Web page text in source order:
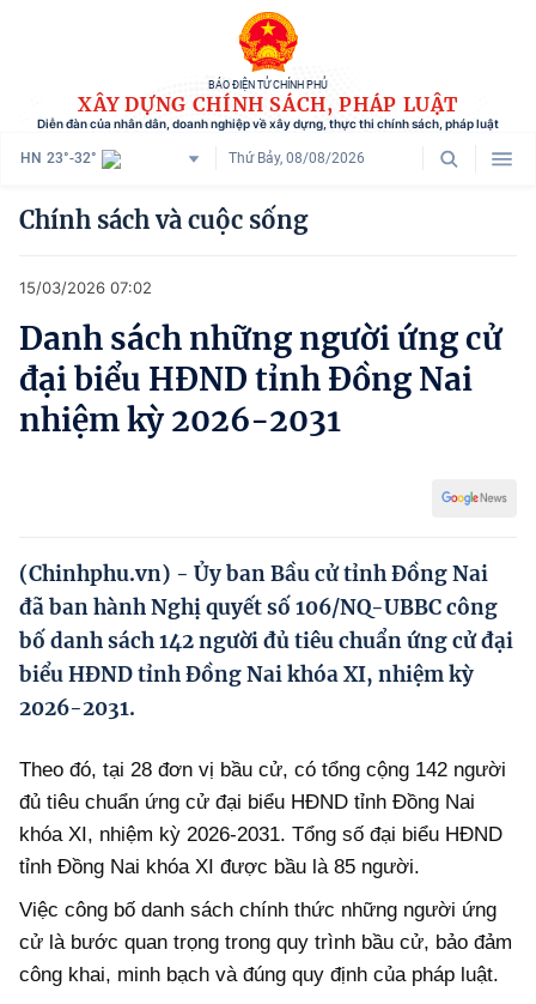
BÁO ĐIỆN TỬ CHÍNH PHỦ
XÂY DỰNG CHÍNH SÁCH, PHÁP LUẬT
Diễn đàn của nhân dân, doanh nghiệp về xây dựng, thực thi chính sách, pháp luật
HN 23°-32° Thứ Bảy, 08/08/2026
Danh mục
Tham vấn chính sách
Người dân góp ý
Phát triển kinh tế tư nhân và doanh nghiệp dân tộc
Ocop và chuỗi giá trị Nông sản
Kinh tế tư nhân
Khác
Video
Chính sách và cuộc sống
15/03/2026 07:02
Danh sách những người ứng cử
đại biểu HĐND tỉnh Đồng Nai
nhiệm kỳ 2026-2031
(Chinhphu.vn) - Ủy ban Bầu cử tỉnh Đồng Nai
đã ban hành Nghị quyết số 106/NQ-UBBC công
bố danh sách 142 người đủ tiêu chuẩn ứng cử đại
biểu HĐND tỉnh Đồng Nai khóa XI, nhiệm kỳ
2026-2031.
Theo đó, tại 28 đơn vị bầu cử, có tổng cộng 142 người
đủ tiêu chuẩn ứng cử đại biểu HĐND tỉnh Đồng Nai
khóa XI, nhiệm kỳ 2026-2031. Tổng số đại biểu HĐND
tỉnh Đồng Nai khóa XI được bầu là 85 người.
Việc công bố danh sách chính thức những người ứng
cử là bước quan trọng trong quy trình bầu cử, bảo đảm
công khai, minh bạch và đúng quy định của pháp luật.